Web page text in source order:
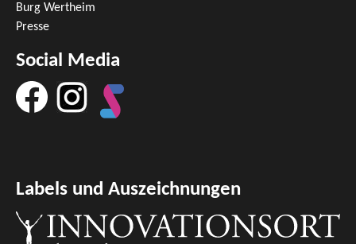
Burg Wertheim
Presse
Social Media
Labels und Auszeichnungen